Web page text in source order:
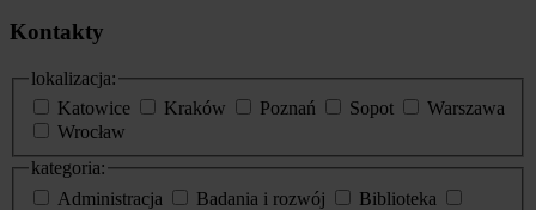
Kontakty
lokalizacja:
Katowice
Kraków Poznań Sopot
Warszawa
Wrocław
kategoria:
Administracja
Badania i rozwój
Biblioteka